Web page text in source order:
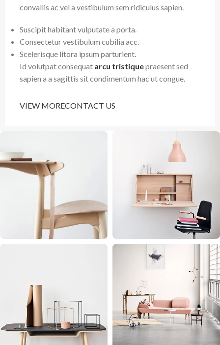
convallis ac vel a vestibulum sem ridiculus sapien.
Suscipit habitant vulputate a porta.
Consectetur vestibulum cubilia acc.
Scelerisque litora ipsum parturient.
Id volutpat consequat arcu tristiquepraesent sed
sapien a a sagittis sit condimentum hac ut congue.
VIEW MORECONTACT US